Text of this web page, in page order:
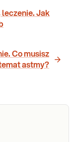
leczenie. Jak
Co musisz
astmy?